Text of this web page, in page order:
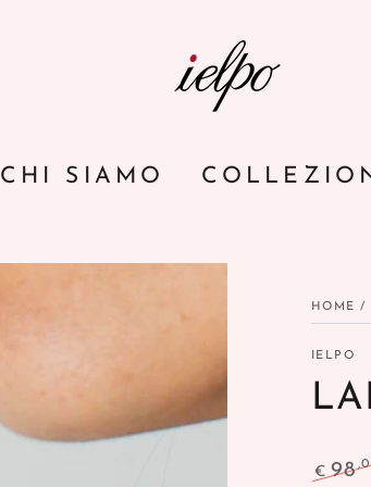
CHI SIAMO
HOME /
IELPO
€ 98